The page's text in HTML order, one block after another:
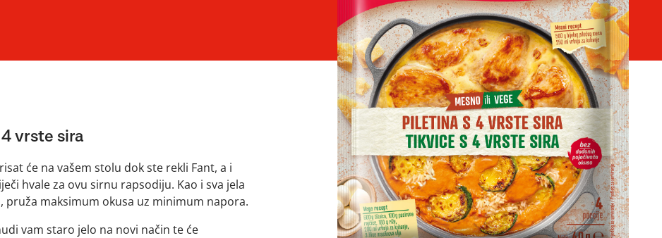
vrste sira
će na vašem stolu dok ste rekli Fant, a i
hvale za ovu sirnu rapsodiju. Kao i sva jela
pruža maksimum okusa uz minimum napora.
vam staro jelo na novi način te će